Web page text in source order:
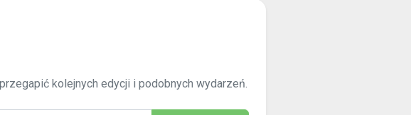
kolejnych edycji i podobnych wydarzeń.